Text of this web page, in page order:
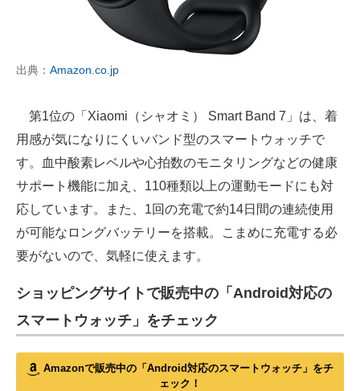
出典： Amazon.co.jp
第1位の「Xiaomi（シャオミ） Smart Band 7」は、着
用感が気になりにくいバンド型のスマートウォッチで
す。血中酸素レベルや心拍数のモニタリングなどの健康
サポート機能に加え、110種類以上の運動モードにも対
応しています。また、1回の充電で約14日間の連続使用
が可能なロングバッテリーを搭載。こまめに充電する必
要がないので、気軽に使えます。
ショッピングサイトで販売中の「Android対応の
スマートウォッチ」をチェック
Amazonで販売中の「Android対応のスマートウォッチ」をチ
ェック！